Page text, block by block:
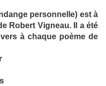
personnelle) est à
Robert Vigneau. Il a été
à chaque poème de